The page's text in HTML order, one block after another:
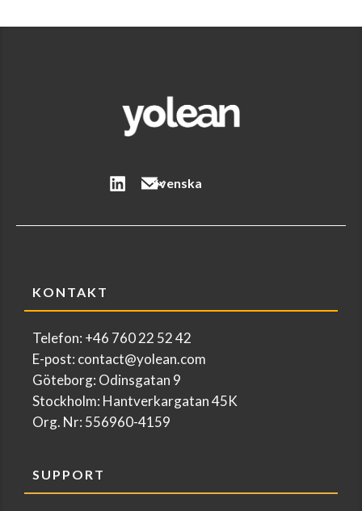
Svenska
KONTAKT
Telefon: +46 760 22 52 42
E-post: contact@yolean.com
Göteborg: Odinsgatan 9
Stockholm: Hantverkargatan 45K
Org. Nr: 556960-4159
SUPPORT